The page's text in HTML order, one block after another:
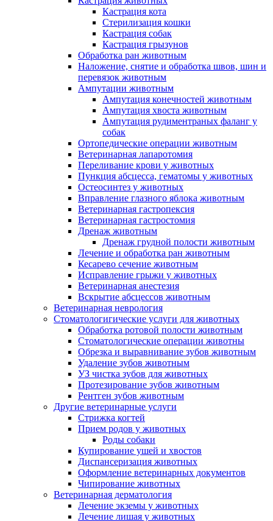
Кастрация кота
Стерилизация кошки
Кастрация собак
Кастрация грызунов
Обработка ран животным
Наложение, снятие и обработка швов, шин и
перевязок животным
Ампутации животным
Ампутация конечностей животным
Ампутация хвоста животным
Ампутация рудиментраных фаланг у
собак
Ортопедические операции животным
Ветеринарная лапаротомия
Переливание крови у животных
Пункция абсцесса, гематомы у животных
Остеосинтез у животных
Вправление глазного яблока животным
Ветеринарная гастропексия
Ветеринарная гастростомия
Дренаж животным
Дренаж грудной полости животным
Лечение и обработка ран животным
Кесарево сечение животным
Исправление грыжи у животных
Ветеринарная анестезия
Вскрытие абсцессов животным
Ветеринарная неврология
Стоматологигические услуги для животных
Обработка ротовой полости животным
Стоматологические операции животны
Обрезка и выравнивание зубов животным
Удаление зубов животным
УЗ чистка зубов для животных
Протезирование зубов животным
Рентген зубов животным
Другие ветеринарные услуги
Стрижка когтей
Прием родов у животных
Роды собаки
Купирование ушей и хвостов
Диспансеризация животных
Оформление ветеринарных документов
Чипирование животных
Ветеринарная дерматология
Лечение экземы у животных
Лечение лишая у животных